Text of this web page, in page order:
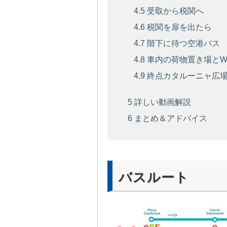
4.5 受取から税関へ
4.6 税関を扉を出たら
4.7 階下に待つ空港バス
4.8 車内の荷物置き場と
4.9 終点カタルーニャ広
5 詳しい動画解説
6 まとめ＆アドバイス
バスルート